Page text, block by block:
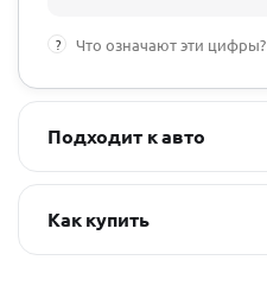
? Что означают эти цифры?
Подходит к авто
Как купить